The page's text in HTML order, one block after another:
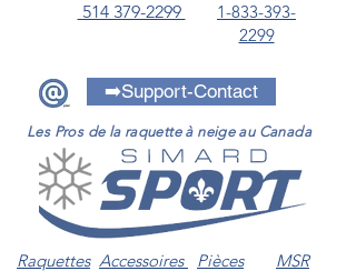
514 379-2299
1-833-393-
2299
➡️Support-Contact
Les Pros de la raquette à neige au Canada
Raquettes Accessoires Pièces MSR